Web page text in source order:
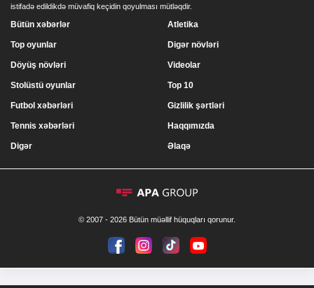
istifadə edildikdə müvafiq keçidin qoyulması mütləqdir.
Bütün xəbərlər
Top oyunlar
Döyüş növləri
Stolüstü oyunlar
Atletika
Digər növləri
Videolar
Top 10
Futbol xəbərləri
Tennis xəbərləri
Digər
Gizlilik şərtləri
Haqqımızda
Əlaqə
© 2007 - 2026 Bütün müəllif hüquqları qorunur.